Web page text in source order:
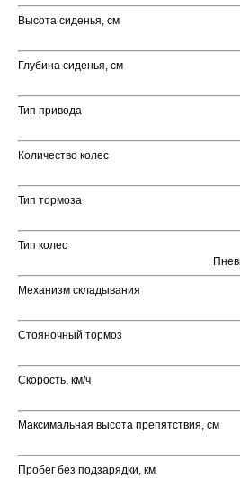
Высота сиденья, см
Глубина сиденья, см
Тип привода
Количество колес
Тип тормоза
Тип колес
Механизм складывания
Стояночный тормоз
Скорость, км/ч
Максимальная высота препятствия, см
Пробег без подзарядки, км